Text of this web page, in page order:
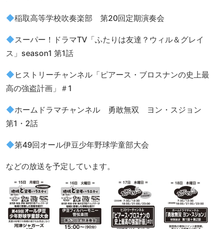
稲取高等学校吹奏楽部 第20回定期演奏会
スーパー！ドラマTV「ふたりは友達？ウィル＆グレイ
ス」season1 第1話
ヒストリーチャンネル「ピアース・ブロスナンの史上最
高の強盗計画」＃1
ホームドラマチャンネル 勇敢無双 ヨン・スジョン
第1・2話
第49回オール伊豆少年野球学童部大会
などの放送を予定しています。